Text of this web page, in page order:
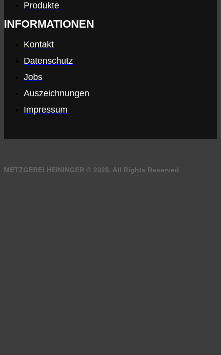
Produkte
INFORMATIONEN
Kontakt
Datenschutz
Jobs
Auszeichnungen
Impressum
METZGEREI HEININGER © 2026. All Rights Reserved